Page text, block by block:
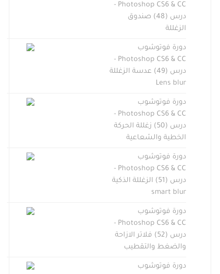
Photoshop CS6 & CC -
درس (48) صندوق
الزغللة
دورة فوتوشوب
Photoshop CS6 & CC -
درس (49) عدسة الزغللة
Lens blur
دورة فوتوشوب
Photoshop CS6 & CC -
درس (50) زغللة الحركة
الخطية والشعاعية
دورة فوتوشوب
Photoshop CS6 & CC -
درس (51) الزغللة الذكية
smart blur
دورة فوتوشوب
Photoshop CS6 & CC -
درس (52) فلاتر الازاحة
والضغط والتقطيب
دورة فوتوشوب